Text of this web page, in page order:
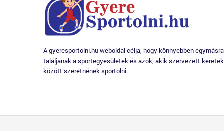
A gyeresportolni.hu weboldal célja, hogy könnyebben egymásra
találjanak a sportegyesületek és azok, akik szervezett keretek
között szeretnének sportolni.